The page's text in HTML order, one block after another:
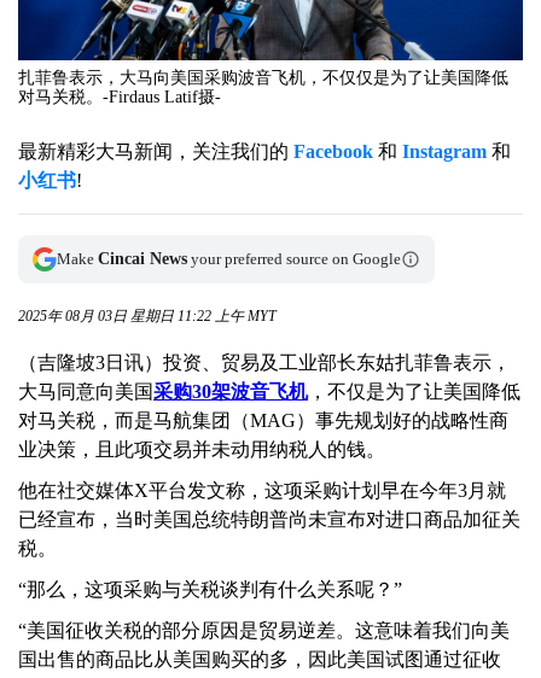
扎菲鲁表示，大马向美国采购波音飞机，不仅仅是为了让美国降低
对马关税。-Firdaus Latif摄-
最新精彩大马新闻，关注我们的 Facebook 和 Instagram 和
小红书!
Make Cincai News your preferred source on Google
2025年 08月 03日 星期日 11:22 上午 MYT
（吉隆坡3日讯）投资、贸易及工业部长东姑扎菲鲁表示，
大马同意向美国采购30架波音飞机，不仅是为了让美国降低
对马关税，而是马航集团（MAG）事先规划好的战略性商
业决策，且此项交易并未动用纳税人的钱。
他在社交媒体X平台发文称，这项采购计划早在今年3月就
已经宣布，当时美国总统特朗普尚未宣布对进口商品加征关
税。
“那么，这项采购与关税谈判有什么关系呢？”
“美国征收关税的部分原因是贸易逆差。这意味着我们向美
国出售的商品比从美国购买的多，因此美国试图通过征收